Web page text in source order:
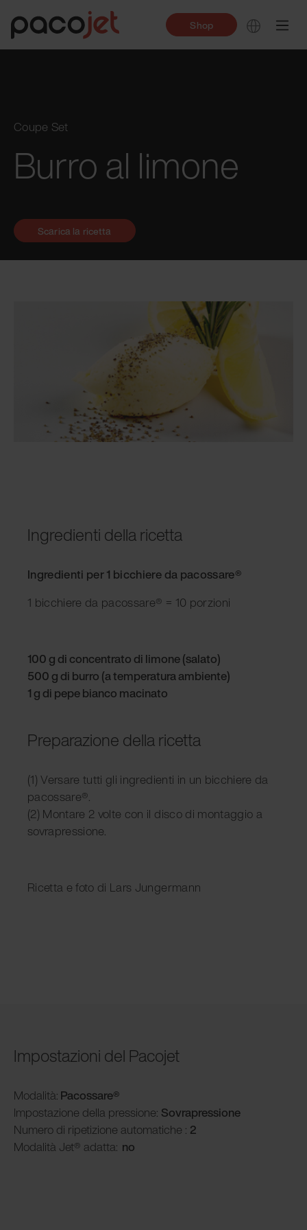
Shop
Coupe Set
Burro al limone
Ingredienti della ricetta
Ingredienti per 1 bicchiere da pacossare®
1 bicchiere da pacossare® = 10 porzioni
100 g di concentrato di limone (salato)
500 g di burro (a temperatura ambiente)
1 g di pepe bianco macinato
Preparazione della ricetta
(1) Versare tutti gli ingredienti in un bicchiere da
pacossare®.
(2) Montare 2 volte con il disco di montaggio a
sovrapressione.
Ricetta e foto di Lars Jungermann
Impostazioni del Pacojet
Modalità: Pacossare®
Impostazione della pressione: Sovrapressione
Numero di ripetizione automatiche : 2
Modalità Jet® adatta: no
Scarica la ricetta